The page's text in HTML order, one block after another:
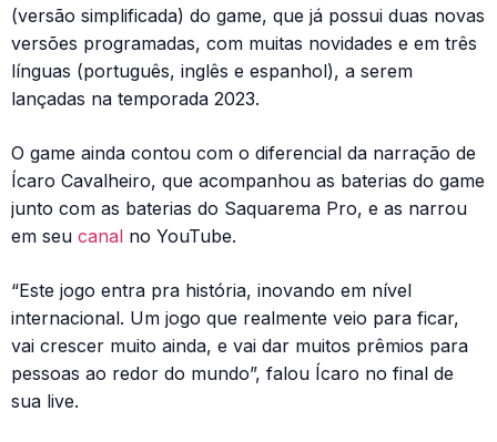
(versão simplificada) do game, que já possui duas novas
versões programadas, com muitas novidades e em três
línguas (português, inglês e espanhol), a serem
lançadas na temporada 2023.
O game ainda contou com o diferencial da narração de
Ícaro Cavalheiro, que acompanhou as baterias do game
junto com as baterias do Saquarema Pro, e as narrou
em seu canal no YouTube.
“Este jogo entra pra história, inovando em nível
internacional. Um jogo que realmente veio para ficar,
vai crescer muito ainda, e vai dar muitos prêmios para
pessoas ao redor do mundo”, falou Ícaro no final de
sua live.